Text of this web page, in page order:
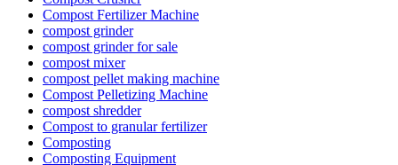
Compost Fertilizer Machine
compost grinder
compost grinder for sale
compost mixer
compost pellet making machine
Compost Pelletizing Machine
compost shredder
Compost to granular fertilizer
Composting
Composting Equipment